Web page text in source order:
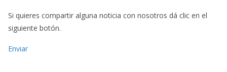
Si quieres compartir alguna noticia con nosotros dá clic en el
siguiente botón.
Enviar